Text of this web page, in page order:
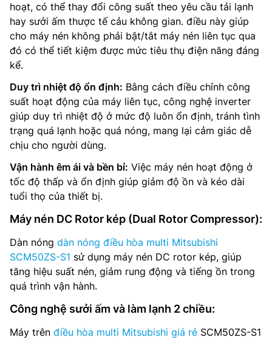
hoạt, có thể thay đổi công suất theo yêu cầu tải lạnh
hay sưởi ấm thược tế cảu không gian. điều này giúp
cho máy nén không phải bật/tắt máy nén liên tục qua
đó có thể tiết kiệm được mức tiêu thụ điện năng đáng
kể.
Duy trì nhiệt độ ổn định: Bằng cách điều chỉnh công
suất hoạt động của máy liên tục, công nghệ inverter
giúp duy trì nhiệt độ ở mức độ luôn ổn định, tránh tình
trạng quá lạnh hoặc quá nóng, mang lại cảm giác dễ
chịu cho người dùng.
Vận hành êm ái và bền bỉ: Việc máy nén hoạt động ở
tốc độ thấp và ổn định giúp giảm độ ồn và kéo dài
tuổi thọ của thiết bị.
Máy nén DC Rotor kép (Dual Rotor Compressor):
Dàn nóng dàn nóng điều hòa multi Mitsubishi
SCM50ZS-S1 sử dụng máy nén DC rotor kép, giúp
tăng hiệu suất nén, giảm rung động và tiếng ồn trong
quá trình vận hành.
Công nghệ sưởi ấm và làm lạnh 2 chiều:
Máy trên điều hòa multi Mitsubishi giá rẻ SCM50ZS-S1